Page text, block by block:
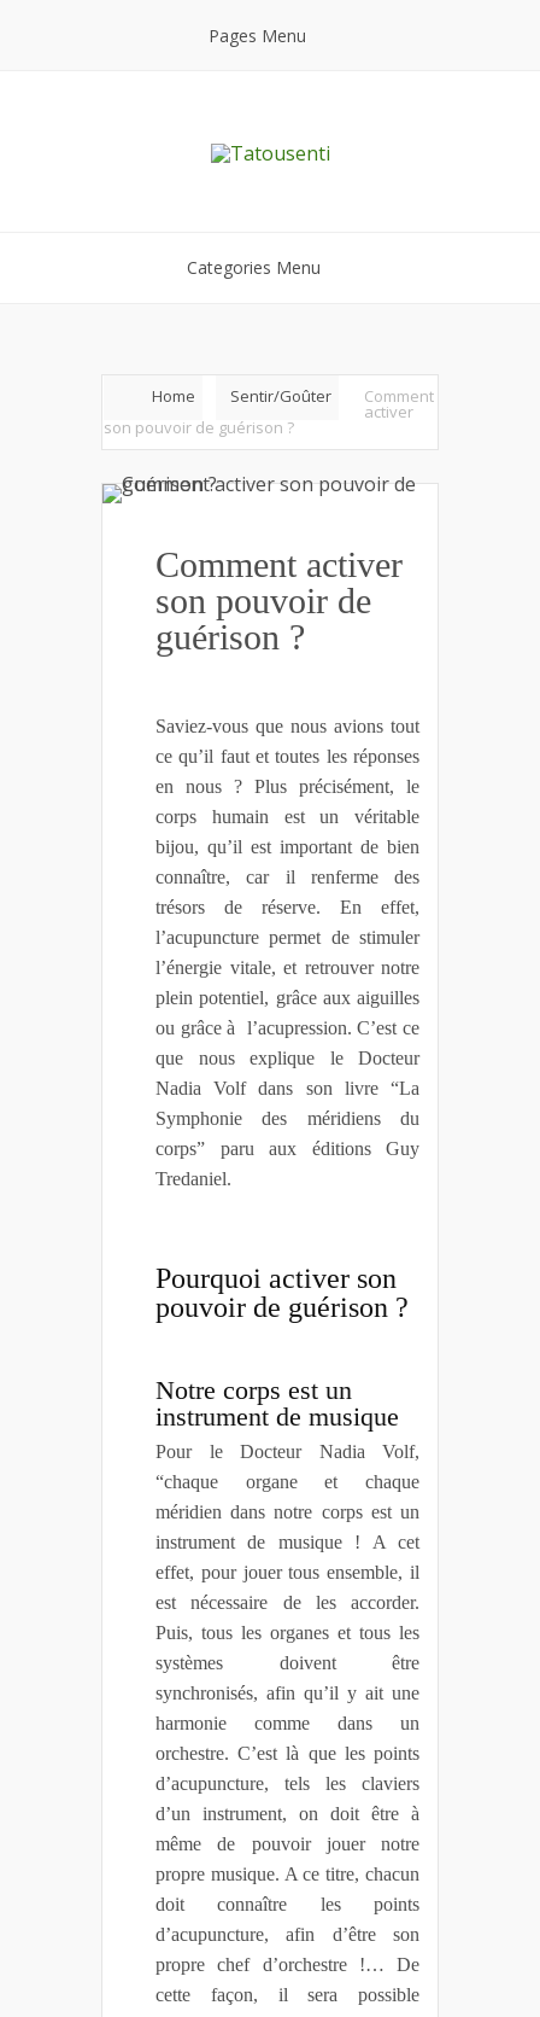
Pages Menu
Categories Menu
Home Sentir/Goûter Comment
activer
son pouvoir de guérison ?
Comment activer
son pouvoir de
guérison ?
Saviez-vous que nous avions tout
ce qu’il faut et toutes les réponses
en nous ? Plus précisément, le
corps humain est un véritable
bijou, qu’il est important de bien
connaître, car il renferme des
trésors de réserve. En effet,
l’acupuncture permet de stimuler
l’énergie vitale, et retrouver notre
plein potentiel, grâce aux aiguilles
ou grâce à l’acupression. C’est ce
que nous explique le Docteur
Nadia Volf dans son livre “La
Symphonie des méridiens du
corps” paru aux éditions Guy
Tredaniel.
Pourquoi activer son
pouvoir de guérison ?
Notre corps est un
instrument de musique
Pour le Docteur Nadia Volf,
“chaque organe et chaque
méridien dans notre corps est un
instrument de musique ! A cet
effet, pour jouer tous ensemble, il
est nécessaire de les accorder.
Puis, tous les organes et tous les
systèmes doivent être
synchronisés, afin qu’il y ait une
harmonie comme dans un
orchestre. C’est là que les points
d’acupuncture, tels les claviers
d’un instrument, on doit être à
même de pouvoir jouer notre
propre musique. A ce titre, chacun
doit connaître les points
d’acupuncture, afin d’être son
propre chef d’orchestre !… De
cette façon, il sera possible